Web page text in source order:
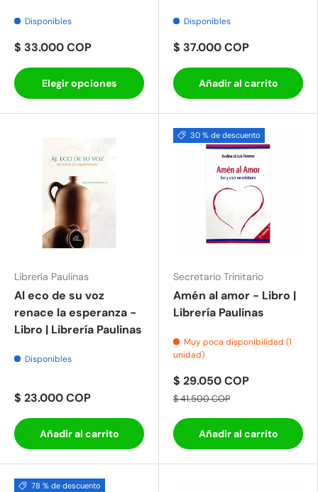
Disponibles
$ 33.000 COP
Elegir opciones
Disponibles
$ 37.000 COP
Añadir al carrito
Librería Paulinas
Al eco de su voz
renace la esperanza -
Libro | Librería Paulinas
Disponibles
$ 23.000 COP
Añadir al carrito
30 % de descuento
Secretario Trinitario
Amén al amor - Libro |
Librería Paulinas
Muy poca disponibilidad (1
unidad)
$ 29.050 COP
$ 41.500 COP
Añadir al carrito
78 % de descuento